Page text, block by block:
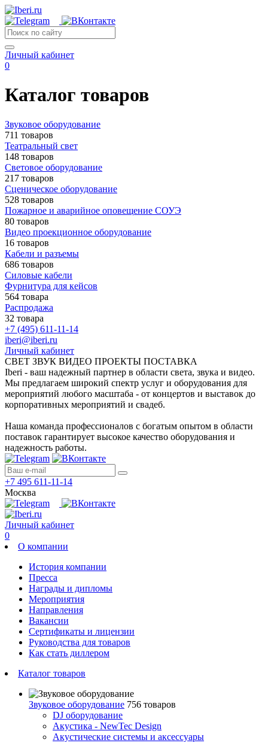
Личный кабинет
0
Каталог товаров
Звуковое оборудование
711 товаров
Театральный свет
148 товаров
Световое оборудование
217 товаров
Сценическое оборудование
528 товаров
Пожарное и аварийное оповещение СОУЭ
80 товаров
Видео проекционное оборудование
16 товаров
Кабели и разъемы
686 товаров
Силовые кабели
Фурнитура для кейсов
564 товара
Распродажа
32 товара
+7 (495) 611-11-14
iberi@iberi.ru
Личный кабинет
СВЕТ ЗВУК ВИДЕО ПРОЕКТЫ ПОСТАВКА
Iberi - ваш надежный партнер в области света, звука и видео.
Мы предлагаем широкий спектр услуг и оборудования для
мероприятий любого масштаба - от концертов и выставок до
корпоративных мероприятий и свадеб.
Наша команда профессионалов с богатым опытом в области
поставок гарантирует высокое качество оборудования и
надежность работы.
+7 495 611-11-14
Москва
Личный кабинет
0
О компании
История компании
Пресса
Награды и дипломы
Мероприятия
Направления
Вакансии
Сертификаты и лицензии
Руководства для товаров
Как стать диллером
Каталог товаров
Звуковое оборудование 756 товаров
DJ оборудование
Акустика - NewTec Design
Акустические системы и аксессуары